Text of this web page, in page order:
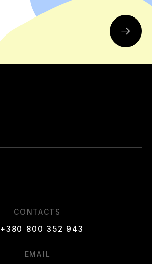
CONTACTS
+380 800 352 943
EMAIL